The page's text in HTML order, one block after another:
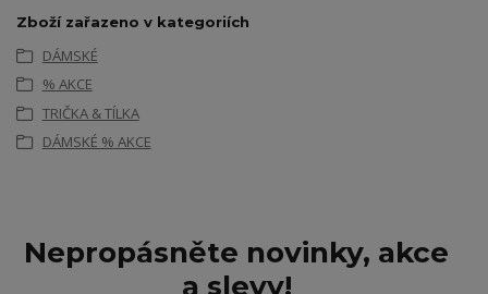
Zboží zařazeno v kategoriích
DÁMSKÉ
% AKCE
TRIČKA & TÍLKA
DÁMSKÉ % AKCE
Nepropásněte novinky, akce
a slevy!